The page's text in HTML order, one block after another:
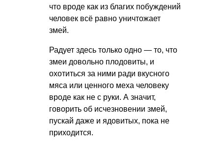
что вроде как из благих побуждений
человек всё равно уничтожает
змей.
Радует здесь только одно — то, что
змеи довольно плодовиты, и
охотиться за ними ради вкусного
мяса или ценного меха человеку
вроде как не с руки. А значит,
говорить об исчезновении змей,
пускай даже и ядовитых, пока не
приходится.